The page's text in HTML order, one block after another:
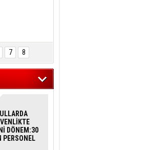
7 8
DÖNEM:30
PERSONEL